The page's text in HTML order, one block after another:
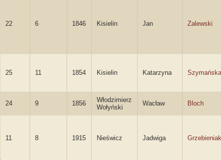
22 6 1846 Kisielin Jan Zalewski
25 11 1854 Kisielin Katarzyna Szymańska
24 9 1856
Włodzimierz
Wołyński
Wacław Bloch
11 8 1915 Nieświcz Jadwiga Grzebieniak